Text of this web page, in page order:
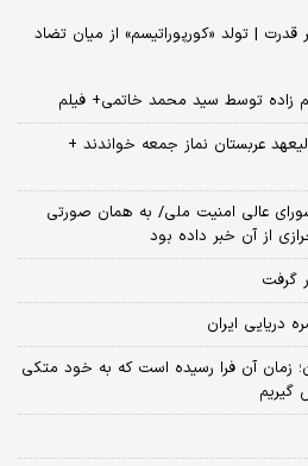
قدرت | تولد «کورپوراتیسم» از میان تضاد
زاده توسط سید محمد خاتمی+ فیلم
عربستان نماز جمعه خواندند +
عالی امنیت ملی/ به همان صورتی
از آن خبر داده بود
گرفت
دریایی ایران
زمان آن فرا رسیده است که به خود متکی
گیریم